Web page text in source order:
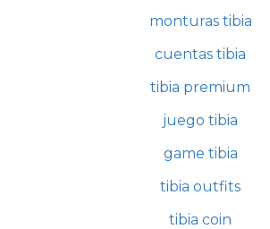
monturas tibia
cuentas tibia
tibia premium
juego tibia
game tibia
tibia outfits
tibia coin